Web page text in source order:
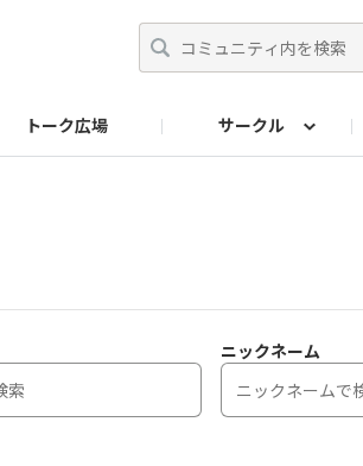
トーク広場 サークル
ニックネーム